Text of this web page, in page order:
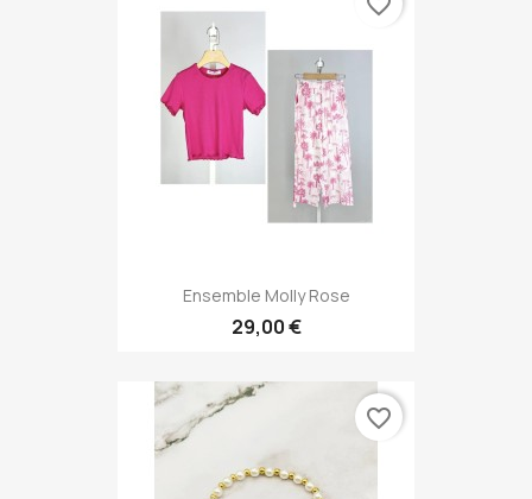
Ensemble Molly Rose
29,00 €
favorite_border